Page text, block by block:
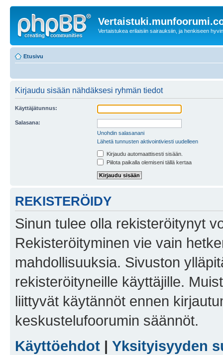
Vertaistukea erilaisiin sairauksiin, ja henkiseen
Etusivu
Kirjaudu sisään nähdäksesi ryhmän tiedot
Käyttäjätunnus:
Salasana:
Unohdin salasanani
Lähetä tunnusten aktivointiviesti uudelleen
Kirjaudu automaattisesti sisään.
Piilota paikalla olemiseni tällä kertaa
REKISTERÖIDY
Sinun tulee olla rekisteröitynyt
Rekisteröityminen vie vain
mahdollisuuksia. Sivuston
rekisteröityneille käyttäjille.
liittyvät käytännöt ennen
keskustelufoorumin säännöt.
Käyttöehdot | Yksityisyyden